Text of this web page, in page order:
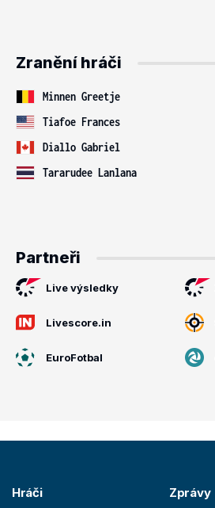
Zranění hráči
Minnen Greetje
Tiafoe Frances
Diallo Gabriel
Tararudee Lanlana
Partneři
Live výsledky
Livescore.in
EuroFotbal
Hráči Zprávy